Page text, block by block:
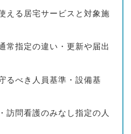
える居宅サービスと対象施
常指定の違い・更新や届出
るべき人員基準・設備基
訪問看護のみなし指定の人